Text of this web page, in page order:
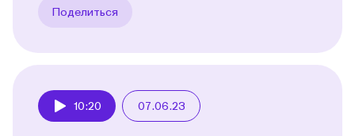
Поделиться
10:20 07.06.23